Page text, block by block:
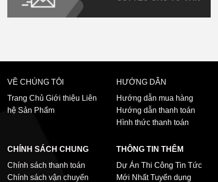
VỀ CHÚNG TÔI
Trang Chủ Giới thiệu Liên
hệ Sản Phẩm
HƯỚNG DẪN
Hướng dẫn mua hàng
Hướng dẫn thanh toán
Hình thức thanh toán
CHÍNH SÁCH CHUNG
Chính sách thanh toán
Chính sách vận chuyển
THÔNG TIN THÊM
Dự Án Thi Công Tin Tức
Mới Nhất Tuyển dụng